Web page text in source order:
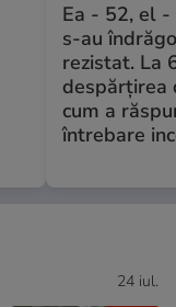
Ea - 52, el -
s-au
rezistat. La
despărțirea
cum a
întrebare
24 iul.